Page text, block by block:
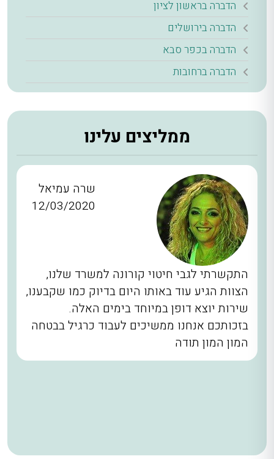
הדברה בראשון לציון
הדברה בירושלים
הדברה בכפר סבא
הדברה ברחובות
ממליצים עלינו
שרה עמיאל
12/03/2020
התקשרתי לגבי חיטוי קורונה למשרד שלנו,
הצוות הגיע עוד באותו היום בדיוק כמו שקבענו,
שירות יוצא דופן במיוחד בימים האלה.
בזכותכם אנחנו ממשיכים לעבוד כרגיל בבטחה
המון המון תודה